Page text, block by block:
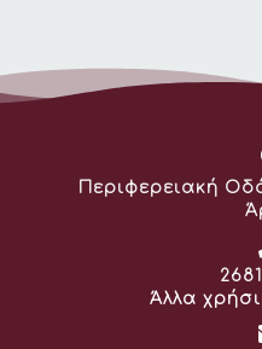
Διεύθυνση:
Περιφερειακή
Άλλα